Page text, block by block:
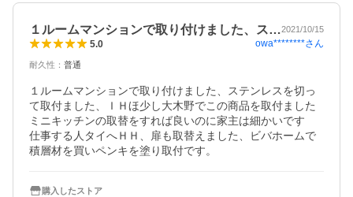
１ルームマンションで取り付けました、ス…2021/10/15
5.0 owa********さん
耐久性 ： 普通
１ルームマンションで取り付けました、ステンレスを切っ
て取付ました、ＩＨほ少し大木野でこの商品を取付ました
ミニキッチンの取替をすれば良いのに家主は細かいです
仕事する人タイへＨＨ、扉も取替えました、ビバホームで
積層材を買いペンキを塗り取付です。
購入したストア